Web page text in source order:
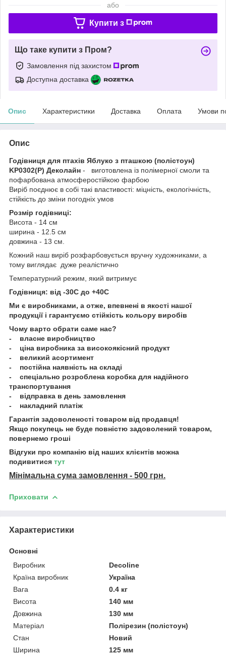
або
Купити з
Що таке купити з Пром?
Замовлення під захистом
Доступна доставка
Опис Характеристики Доставка Оплата Умови
Опис
Годівниця для птахів Яблуко з пташкою (полістоун)
KP0302(P) Деколайн - виготовлена із полімерної смоли та
пофарбована атмосферостійкою фарбою
Виріб поєднює в собі такі властивості: міцність, екологічність,
стійкість до зміни погодніх умов
Розмір годівниці:
Висота - 14 см
ширина - 12.5 см
довжина - 13 см.
Кожний наш виріб розфарбовується вручну художниками, а
тому виглядає дуже реалістично
Температурний режим, який витримує
Годівниця: від -30С до +40С
Ми є виробниками, а отже, впевнені в якості нашої
продукції і гарантуємо стійкість кольору виробів
Чому варто обрати саме нас?
- власне виробництво
- ціна виробника за високоякісний продукт
- великий асортимент
- постійна наявність на складі
- спеціально розроблена коробка для надійного
транспортування
- відправка в день замовлення
- накладний платіж
Гарантія задоволеності товаром від продавця!
Якщо покупець не буде повністю задоволений товаром,
повернемо гроші
Відгуки про компанію від наших клієнтів можна
подивитися тут
Мінімальна сума замовлення - 500 грн.
Приховати
Характеристики
Основні
Виробник
Decoline
Країна виробник
Україна
Вага
0.4 кг
Висота
140 мм
Довжина
130 мм
Матеріал
Полірезин (полістоун)
Стан
Новий
Ширина
125 мм